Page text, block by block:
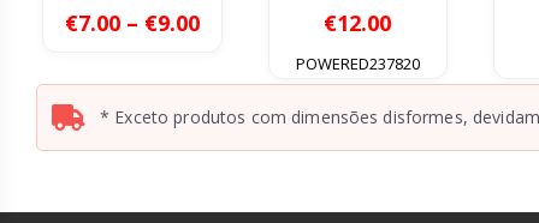
€7.00 – €9.00Price
through
€9.00
€12.00
POWERED237820
* Exceto produtos com dimensões disformes,